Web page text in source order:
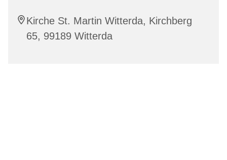
Kirche St. Martin Witterda, Kirchberg
65, 99189 Witterda